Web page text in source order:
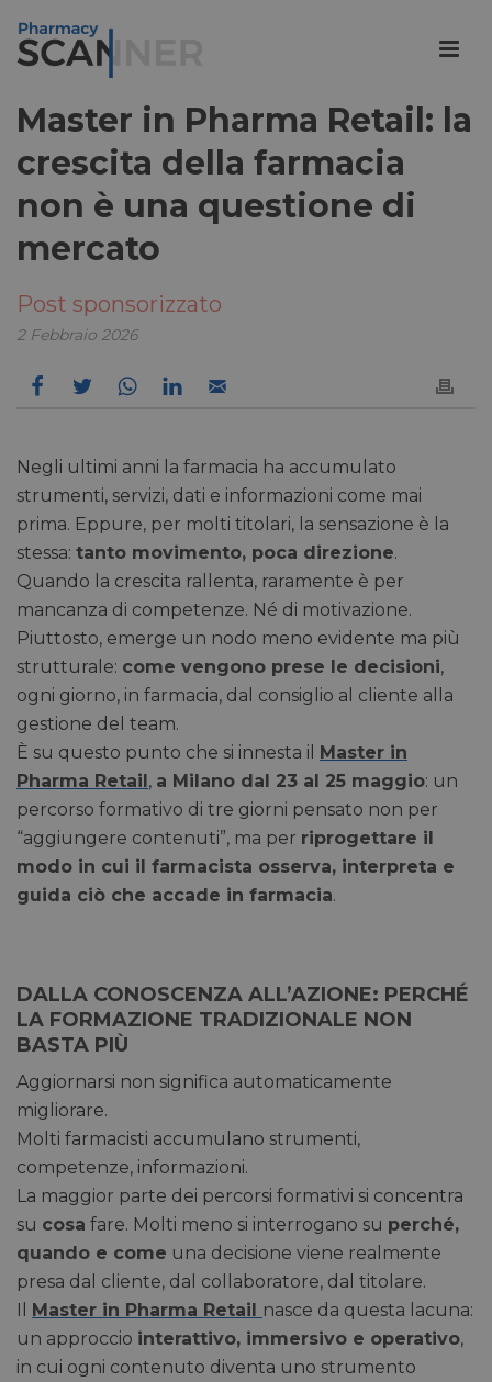
Master in Pharma Retail: la
crescita della farmacia
non è una questione di
mercato
Post sponsorizzato
2 Febbraio 2026
Negli ultimi anni la farmacia ha accumulato
strumenti, servizi, dati e informazioni come mai
prima. Eppure, per molti titolari, la sensazione è la
stessa: tanto movimento, poca direzione.
Quando la crescita rallenta, raramente è per
mancanza di competenze. Né di motivazione.
Piuttosto, emerge un nodo meno evidente ma più
strutturale: come vengono prese le decisioni,
ogni giorno, in farmacia, dal consiglio al cliente alla
gestione del team.
È su questo punto che si innesta il Master in
Pharma Retail, a Milano dal 23 al 25 maggio: un
percorso formativo di tre giorni pensato non per
“aggiungere contenuti”, ma per riprogettare il
modo in cui il farmacista osserva, interpreta e
guida ciò che accade in farmacia.
DALLA CONOSCENZA ALL’AZIONE: PERCHÉ
LA FORMAZIONE TRADIZIONALE NON
BASTA PIÙ
Aggiornarsi non significa automaticamente
migliorare.
Molti farmacisti accumulano strumenti,
competenze, informazioni.
La maggior parte dei percorsi formativi si concentra
su cosa fare. Molti meno si interrogano su perché,
quando e come una decisione viene realmente
presa dal cliente, dal collaboratore, dal titolare.
Il Master in Pharma Retail nasce da questa lacuna:
un approccio interattivo, immersivo e operativo,
in cui ogni contenuto diventa uno strumento